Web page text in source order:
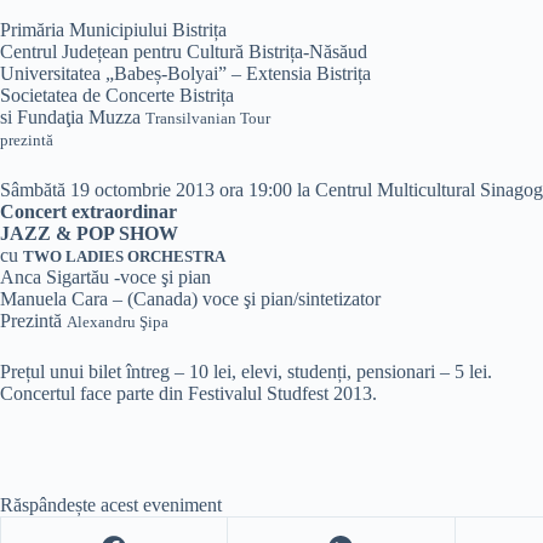
Primăria Municipiului Bistrița
Centrul Județean pentru Cultură Bistrița-Năsăud
Universitatea „Babeș-Bolyai” – Extensia Bistrița
Societatea de Concerte Bistrița
si Fundaţia Muzza Transilvanian Tour
prezintă
Sâmbătă 19 octombrie 2013 ora 19:00 la Centrul Multicultural
Concert extraordinar
JAZZ & POP SHOW
cu TWO LADIES ORCHESTRA
Anca Sigartău -voce şi pian
Manuela Cara – (Canada) voce şi pian/sintetizator
Prezintă Alexandru Şipa
Prețul unui bilet întreg – 10 lei, elevi, studenți, pensionari – 5 lei.
Concertul face parte din Festivalul Studfest 2013.
Răspândește acest eveniment